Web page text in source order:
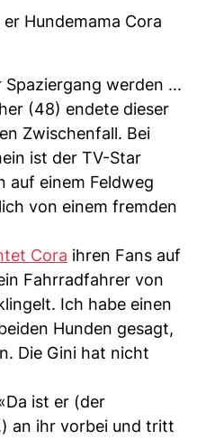
Hundemama Cora
werden ...
(48) endete dieser
Zwischenfall. Bei
ist der TV-Star
auf einem Feldweg
von einem fremden
Cora ihren Fans auf
Fahrradfahrer von
Ich habe einen
Hunden gesagt,
Die Gini hat nicht
ist er (der
an ihr vorbei und tritt